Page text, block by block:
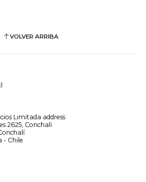
VOLVER ARRIBA
Limitada address
2625, Conchali
- Chile